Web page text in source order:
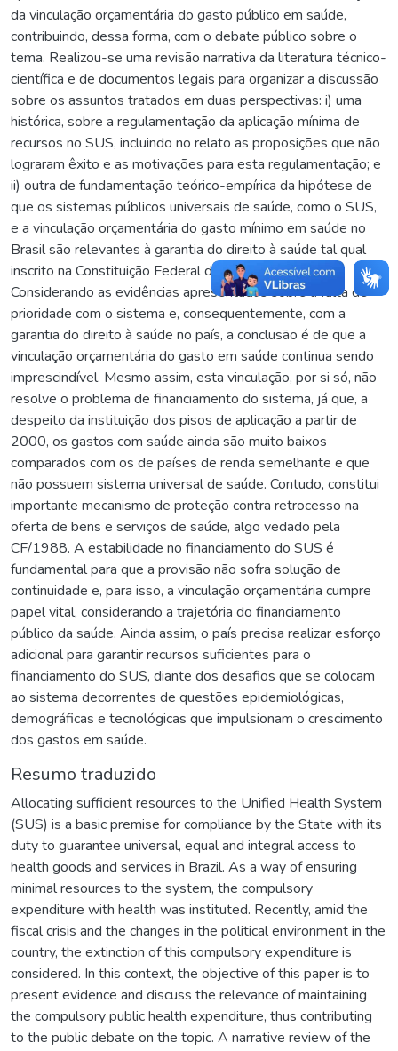
da vinculação orçamentária do gasto público em saúde,
contribuindo, dessa forma, com o debate público sobre o
tema. Realizou-se uma revisão narrativa da literatura técnico-
científica e de documentos legais para organizar a discussão
sobre os assuntos tratados em duas perspectivas: i) uma
histórica, sobre a regulamentação da aplicação mínima de
recursos no SUS, incluindo no relato as proposições que não
lograram êxito e as motivações para esta regulamentação; e
ii) outra de fundamentação teórico-empírica da hipótese de
que os sistemas públicos universais de saúde, como o SUS,
e a vinculação orçamentária do gasto mínimo em saúde no
Brasil são relevantes à garantia do direito à saúde tal qual
inscrito na Constituição Federal de 1988 (CF/1988).
Considerando as evidências apresentadas sobre a falta de
prioridade com o sistema e, consequentemente, com a
garantia do direito à saúde no país, a conclusão é de que a
vinculação orçamentária do gasto em saúde continua sendo
imprescindível. Mesmo assim, esta vinculação, por si só, não
resolve o problema de financiamento do sistema, já que, a
despeito da instituição dos pisos de aplicação a partir de
2000, os gastos com saúde ainda são muito baixos
comparados com os de países de renda semelhante e que
não possuem sistema universal de saúde. Contudo, constitui
importante mecanismo de proteção contra retrocesso na
oferta de bens e serviços de saúde, algo vedado pela
CF/1988. A estabilidade no financiamento do SUS é
fundamental para que a provisão não sofra solução de
continuidade e, para isso, a vinculação orçamentária cumpre
papel vital, considerando a trajetória do financiamento
público da saúde. Ainda assim, o país precisa realizar esforço
adicional para garantir recursos suficientes para o
financiamento do SUS, diante dos desafios que se colocam
ao sistema decorrentes de questões epidemiológicas,
demográficas e tecnológicas que impulsionam o crescimento
dos gastos em saúde.
Resumo traduzido
Allocating sufficient resources to the Unified Health System
(SUS) is a basic premise for compliance by the State with its
duty to guarantee universal, equal and integral access to
health goods and services in Brazil. As a way of ensuring
minimal resources to the system, the compulsory
expenditure with health was instituted. Recently, amid the
fiscal crisis and the changes in the political environment in the
country, the extinction of this compulsory expenditure is
considered. In this context, the objective of this paper is to
present evidence and discuss the relevance of maintaining
the compulsory public health expenditure, thus contributing
to the public debate on the topic. A narrative review of the